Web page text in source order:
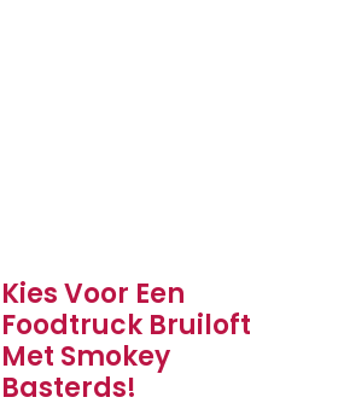
Kies Voor Een
Foodtruck Bruiloft
Met Smokey
Basterds!